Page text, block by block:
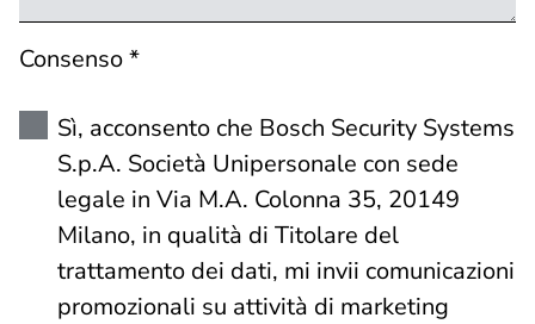
Consenso *
Sì, acconsento che Bosch Security Systems
S.p.A. Società Unipersonale con sede
legale in Via M.A. Colonna 35, 20149
Milano, in qualità di Titolare del
trattamento dei dati, mi invii comunicazioni
promozionali su attività di marketing